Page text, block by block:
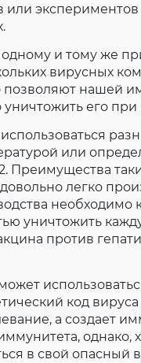
и тому же
вирусных
нашей
его
или
Преимущества
легко
необходимо
уничтожить
против
код
а создает
однако,
в свой опасный